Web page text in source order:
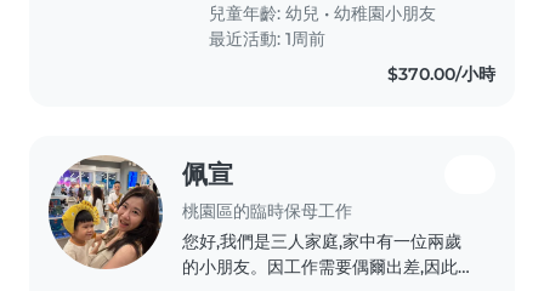
兒童年齡:幼兒 •幼稚園小朋友
最近活動: 1周前
$370.00/小時
佩宣
桃園區的臨時保母工作
您好,我們是三人家庭,家中有一位兩歲
的小朋友。因工作需要偶爾出差,因此希